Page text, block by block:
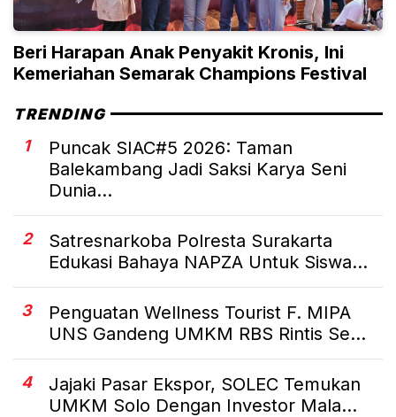
Beri Harapan Anak Penyakit Kronis, Ini
Kemeriahan Semarak Champions Festival
TRENDING
1
Puncak SIAC#5 2026: Taman
Balekambang Jadi Saksi Karya Seni
Dunia...
2
Satresnarkoba Polresta Surakarta
Edukasi Bahaya NAPZA Untuk Siswa...
3
Penguatan Wellness Tourist F. MIPA
UNS Gandeng UMKM RBS Rintis Se...
4
Jajaki Pasar Ekspor, SOLEC Temukan
UMKM Solo Dengan Investor Mala...